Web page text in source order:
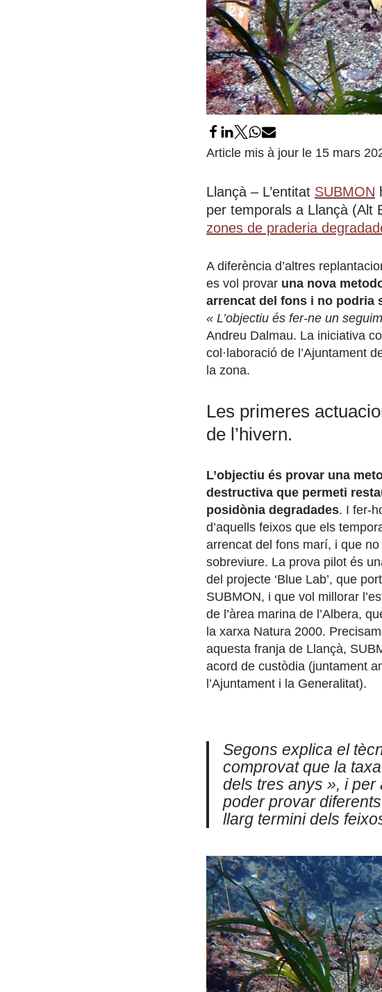
Article mis à jour le 15 mars
Llançà – L’entitat SUBMON
per temporals a Llançà (Alt
zones de praderia
A diferència d’altres
es vol provar una nova
arrencat del fons i no podria
« L’objectiu és fer-ne un
Andreu Dalmau. La iniciativa
col·laboració de l’Ajuntament
la zona.
Les primeres
de l’hivern.
L’objectiu és provar una
destructiva que permeti
posidònia degradades. I fer-
d’aquells feixos que els
arrencat del fons marí, i que no
sobreviure. La prova pilot és
del projecte ‘Blue Lab’, que
SUBMON, i que vol millorar
de l’àrea marina de l’Albera,
la xarxa Natura 2000.
aquesta franja de Llançà,
acord de custòdia (juntament
l’Ajuntament i la Generalitat).
Segons explica el
comprovat que la
dels tres anys », i per
poder provar
llarg termini dels